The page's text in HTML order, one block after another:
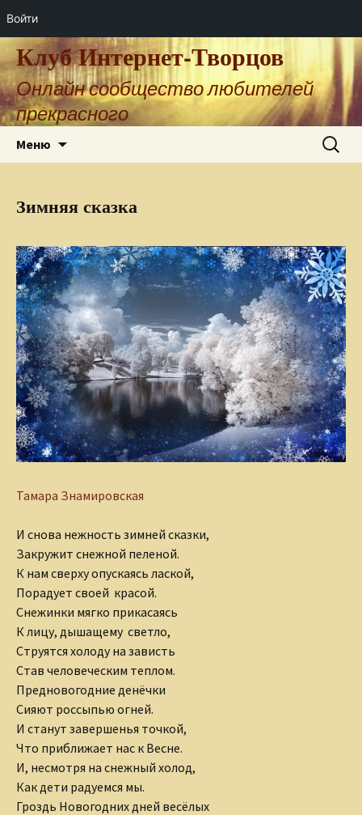
Войти
Клуб Интернет-Творцов
Онлайн сообщество любителей
прекрасного
Меню Найти:
Зимняя сказка
Тамара Знамировская
И снова нежность зимней сказки,
Закружит снежной пеленой.
К нам сверху опускаясь лаской,
Порадует своей красой.
Снежинки мягко прикасаясь
К лицу, дышащему светло,
Струятся холоду на зависть
Став человеческим теплом.
Предновогодние денёчки
Сияют россыпью огней.
И станут завершенья точкой,
Что приближает нас к Весне.
И, несмотря на снежный холод,
Как дети радуемся мы.
Гроздь Новогодних дней весёлых